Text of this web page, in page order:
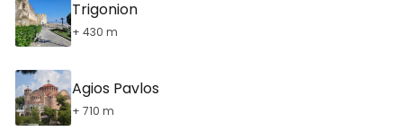
Trigonion
+ 430 m
Agios Pavlos
+ 710 m